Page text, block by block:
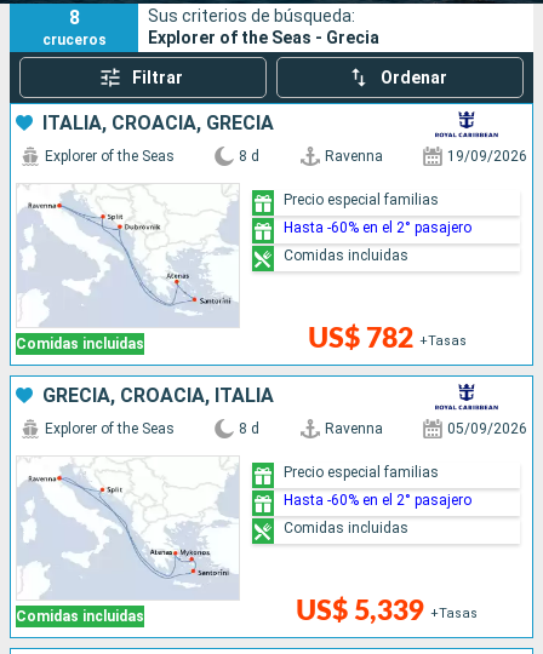
Buscar
8
cruceros
Sus criterios de búsqueda:
Explorer of the Seas - Grecia
Filtrar Ordenar
ITALIA, CROACIA, GRECIA
Comidas incluidas
Explorer of the Seas 8 d Ravenna 19/09/2026
US$ 782 +Tasas
Precio especial familias
Hasta -60% en el 2° pasajero
Comidas incluidas
GRECIA, CROACIA, ITALIA
Comidas incluidas
Explorer of the Seas 8 d Ravenna 05/09/2026
US$ 5,339 +Tasas
Precio especial familias
Hasta -60% en el 2° pasajero
Comidas incluidas